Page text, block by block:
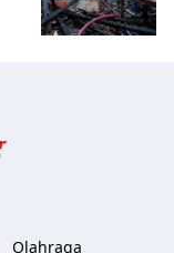
Olahraga